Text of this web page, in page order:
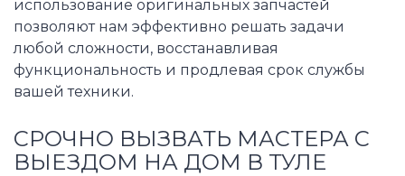
использование оригинальных запчастей
позволяют нам эффективно решать задачи
любой сложности, восстанавливая
функциональность и продлевая срок службы
вашей техники.
СРОЧНО ВЫЗВАТЬ МАСТЕРА С
ВЫЕЗДОМ НА ДОМ В ТУЛЕ